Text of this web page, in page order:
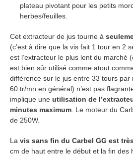
plateau pivotant pour les petits
herbes/feuilles.
Cet extracteur de jus tourne à
(c’est à dire que la vis fait 1 tour en 2
est l’extracteur le plus lent du marché
est bien sûr utilisé comme atout
différence sur le jus entre 33 tours par
60 tr/mn en général) n’est pas
implique une utilisation de
minutes maximum . Le moteur du
de 250W.
La vis sans fin du Carbel GG est
cm de haut entre le début et la fin des